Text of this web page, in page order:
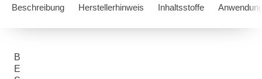
Beschreibung Herstellerhinweis Inhaltsstoffe
B
E